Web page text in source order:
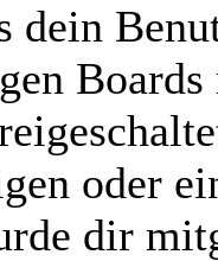
dein
Boards
oder
dir